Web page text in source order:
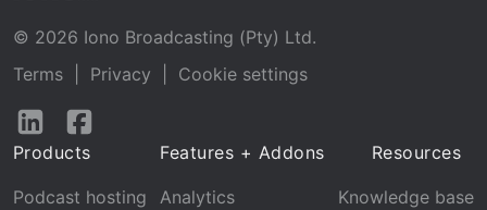
© 2026 Iono Broadcasting (Pty) Ltd.
Terms
Privacy
Cookie settings
Follow
LinkedInFacebook
Products
Podcast hosting
Features + Addons
Analytics
Resources
Knowledge base